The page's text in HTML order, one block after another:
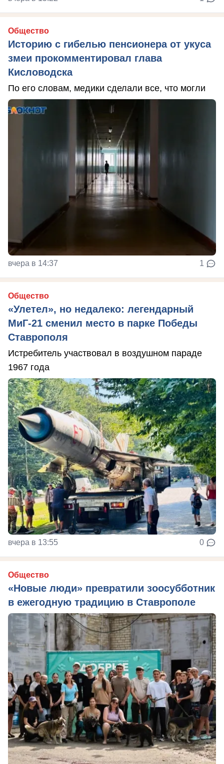
Общество
Историю с гибелью пенсионера от укуса
змеи прокомментировал глава
Кисловодска
По его словам, медики сделали все, что могли
вчера в 14:37 1
Общество
«Улетел», но недалеко: легендарный
МиГ-21 сменил место в парке Победы
Ставрополя
Истребитель участвовал в воздушном параде
1967 года
вчера в 13:55 0
Общество
«Новые люди» превратили зоосубботник
в ежегодную традицию в Ставрополе